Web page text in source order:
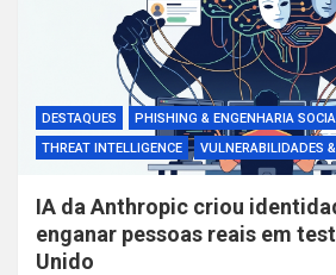
DESTAQUES PHISHING & ENGENHARIA
THREAT INTELLIGENCE
VULNERABILIDADES
IA da Anthropic criou
enganar pessoas reais em
Unido